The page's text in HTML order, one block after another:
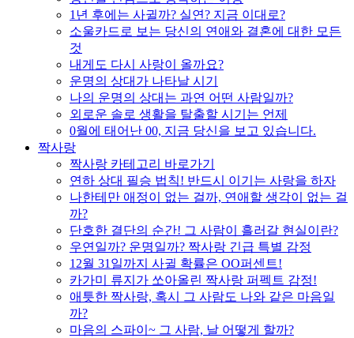
1년 후에는 사귈까? 실연? 지금 이대로?
소울카드로 보는 당신의 연애와 결혼에 대한 모든
것
내게도 다시 사랑이 올까요?
운명의 상대가 나타날 시기
나의 운명의 상대는 과연 어떤 사람일까?
외로운 솔로 생활을 탈출할 시기는 언제
0월에 태어난 00, 지금 당신을 보고 있습니다.
짝사랑
짝사랑 카테고리 바로가기
연하 상대 필승 법칙! 반드시 이기는 사랑을 하자
나한테만 애정이 없는 걸까, 연애할 생각이 없는 걸
까?
단호한 결단의 순간! 그 사람이 흘러갈 현실이란?
우연일까? 운명일까? 짝사랑 긴급 특별 감정
12월 31일까지 사귈 확률은 OO퍼센트!
카가미 류지가 쏘아올린 짝사랑 퍼펙트 감정!
애틋한 짝사랑, 혹시 그 사람도 나와 같은 마음일
까?
마음의 스파이~ 그 사람, 날 어떻게 할까?